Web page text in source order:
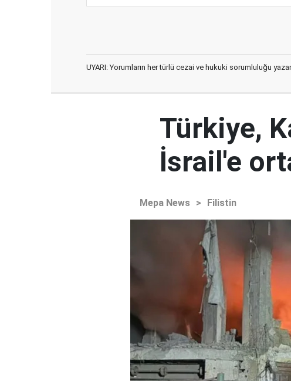
UYARI: Yorumların her türlü cezai ve hukuki sorumluluğu
Türkiye,
İsrail'e
Mepa News > Filistin